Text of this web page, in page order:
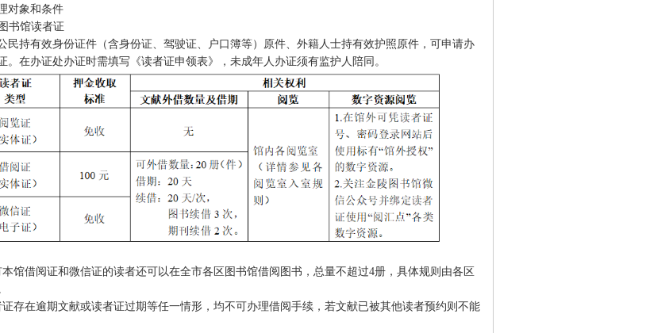
对象和条件
书馆读者证
民持有效身份证件（含身份证、驾驶证、户口簿等）原件、外籍人士持有效护照原件，可申请办
。在办证处办证时需填写《读者证申领表》，未成年人办证须有监护人陪同。
本馆借阅证和微信证的读者还可以在全市各区图书馆借阅图书，总量不超过4册，具体规则由各区
证存在逾期文献或读者证过期等任一情形，均不可办理借阅手续，若文献已被其他读者预约则不能